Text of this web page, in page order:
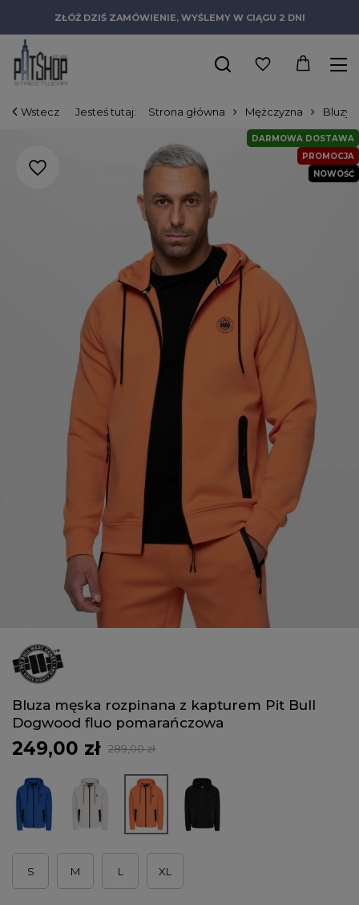
ZŁÓŻ DZIŚ ZAMÓWIENIE, WYŚLEMY W CIĄGU 2 DNI
Wstecz Jesteś tutaj: Strona główna Mężczyzna Bluzy
PROMOCJA
NOWOŚĆ
DARMOWA DOSTAWA
Bluza męska rozpinana z kapturem Pit Bull
Dogwood fluo pomarańczowa
249,00 zł 289,00 zł
S M L XL